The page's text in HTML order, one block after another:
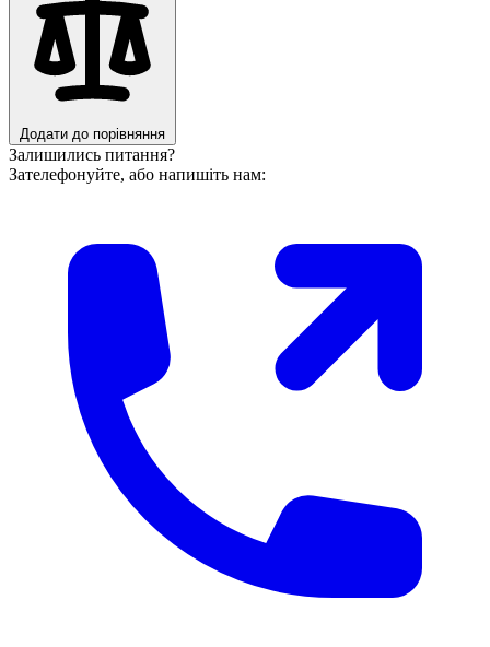
Додати до порівняння
Залишились питання?
Зателефонуйте, або напишіть нам: